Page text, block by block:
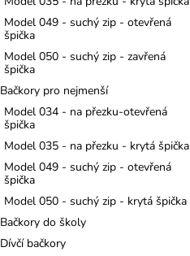
Model 049 - suchý zip - otevřená
špička
Model 050 - suchý zip - zavřená
špička
Bačkory pro nejmenší
Model 034 - na přezku-otevřená
špička
Model 035 - na přezku - krytá špička
Model 049 - suchý zip - otevřená
špička
Model 050 - suchý zip - krytá špička
Bačkory do školy
Dívčí bačkory